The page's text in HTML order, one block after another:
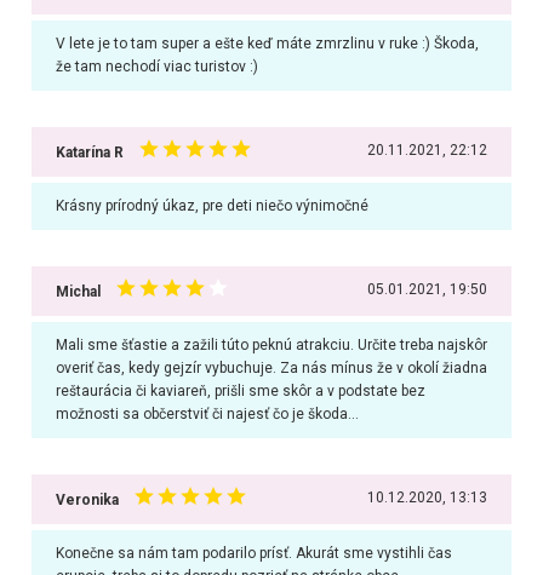
V lete je to tam super a ešte keď máte zmrzlinu v ruke :) Škoda,
že tam nechodí viac turistov :)
Katarína R 20.11.2021, 22:12
Krásny prírodný úkaz, pre deti niečo výnimočné
Michal 05.01.2021, 19:50
Mali sme šťastie a zažili túto peknú atrakciu. Určite treba najskôr
overiť čas, kedy gejzír vybuchuje. Za nás mínus že v okolí žiadna
reštaurácia či kaviareň, prišli sme skôr a v podstate bez
možnosti sa občerstviť či najesť čo je škoda...
Veronika 10.12.2020, 13:13
Konečne sa nám tam podarilo prísť. Akurát sme vystihli čas